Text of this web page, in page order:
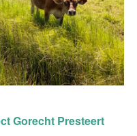
Gorecht Presteert